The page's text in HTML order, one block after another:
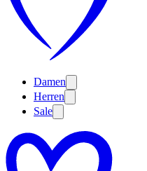
Damen
Herren
Sale